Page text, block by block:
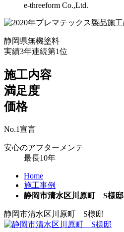
e-threeform Co.,Ltd.
静岡県無機塗料
実績3年連続第1位
施工内容
満足度
価格
No.1宣言
安心のアフターメンテ
最長10年
Home
施工事例
静岡市清水区川原町 S様邸
静岡市清水区川原町 S様邸